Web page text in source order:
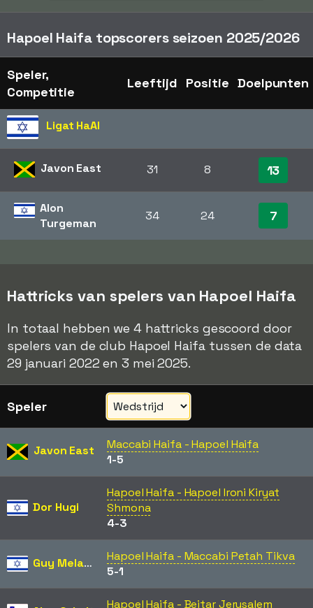
Hapoel Haifa topscorers seizoen 2025/2026
Speler,
Competitie
Leeftijd Positie Doelpunten
Ligat HaAl
Javon East 31 8 13
Alon
Turgeman
34 24 7
Hattricks van spelers van Hapoel Haifa
In totaal hebben we 4 hattricks gescoord door
spelers van de club Hapoel Haifa tussen de data
29 januari 2022 en 3 mei 2025.
Speler
Javon East
Maccabi Haifa - Hapoel Haifa
1-5
Dor Hugi
Hapoel Haifa - Hapoel Ironi Kiryat
Shmona
4-3
Guy Melamed
Hapoel Haifa - Maccabi Petah Tikva
5-1
Hapoel Haifa - Beitar Jerusalem